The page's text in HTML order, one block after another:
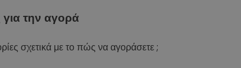
την αγορά
σχετικά με το πώς να αγοράσετε ;